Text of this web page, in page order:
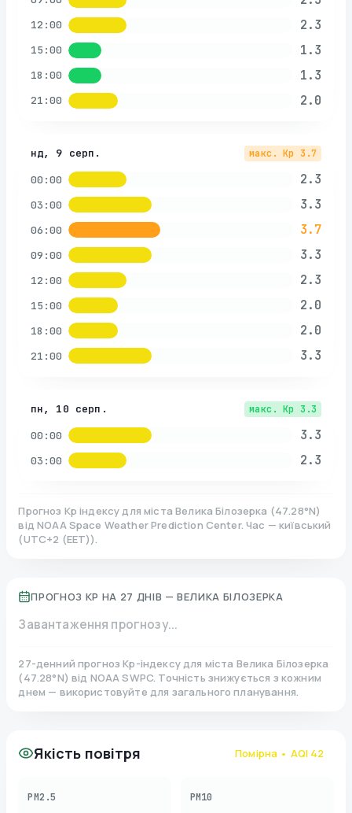
12:00 2.3
15:00 1.3
18:00 1.3
21:00 2.0
нд, 9 серп. макс. Kp 3.7
00:00 2.3
03:00 3.3
06:00 3.7
09:00 3.3
12:00 2.3
15:00 2.0
18:00 2.0
21:00 3.3
пн, 10 серп. макс. Kp 3.3
00:00 3.3
03:00 2.3
Прогноз Kp індексу для міста Велика Білозерка (47.28°N)
від NOAA Space Weather Prediction Center. Час — київський
(UTC+2 (EET)).
ПРОГНОЗ KP НА 27 ДНІВ — ВЕЛИКА БІЛОЗЕРКА
Завантаження прогнозу...
27-денний прогноз Kp-індексу для міста Велика Білозерка
(47.28°N)від NOAA SWPC. Точність знижується з кожним
днем — використовуйте для загального планування.
Якість повітря Помірна • AQI 42
PM2.5 PM10